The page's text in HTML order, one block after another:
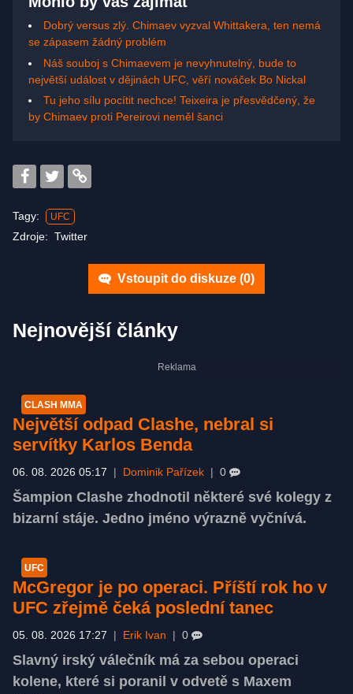
Dobrý versus zlý. Chimaev vyzval Whittakera, ten nemá
se zápasem žádný problém
Náš souboj s Chimaevem je nevyhnutelný, bude to
největší událost v dějinách UFC, věří nováček Bo Nickal
Tu jeho sílu pocítit nechce! Teixeira je přesvědčený, že
by Chimaev proti Pereirovi neměl šanci
Tagy: UFC
Zdroje: Twitter
Vstoupit do diskuze (0)
Nejnovější články
CLASH MMA
Největší odpad Clashe, nebral si
servítky Karlos Benda
06. 08. 2026 05:17 Dominik Pařízek 0
Šampion Clashe zhodnotil některé své kolegy z
bizarní stáje. Jedno jméno výrazně vyčnívá.
UFC
McGregor je po operaci. Příští rok ho v
UFC zřejmě čeká poslední tanec
05. 08. 2026 17:27 Erik Ivan 0
Slavný irský válečník má za sebou operaci
kolene, které si poranil v odvetě s Maxem